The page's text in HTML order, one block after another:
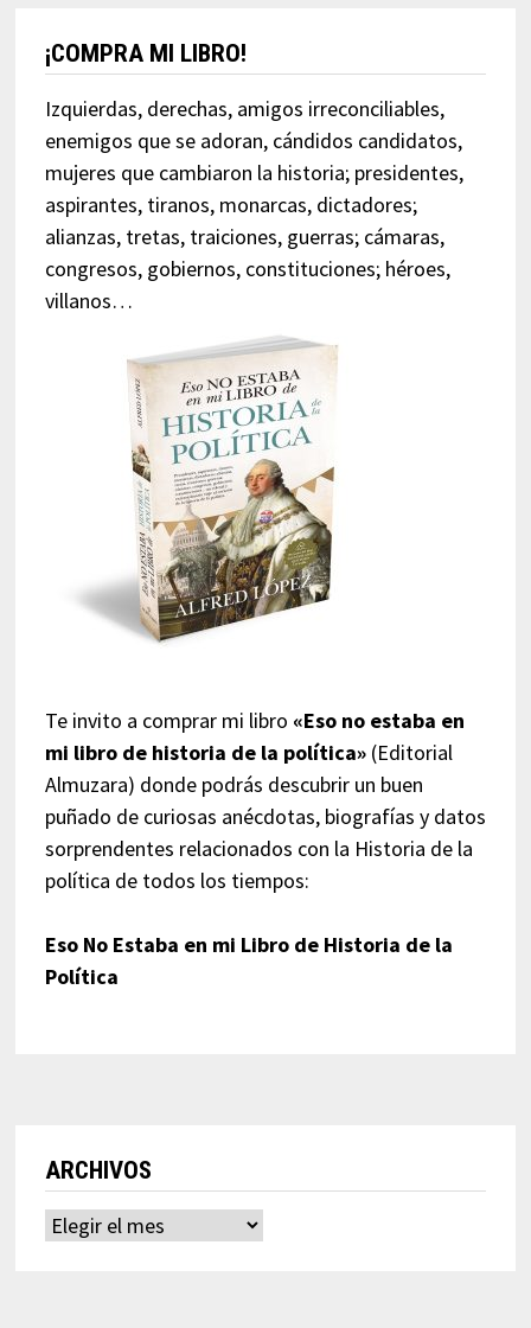
¡COMPRA MI LIBRO!
Izquierdas, derechas, amigos irreconciliables,
enemigos que se adoran, cándidos candidatos,
mujeres que cambiaron la historia; presidentes,
aspirantes, tiranos, monarcas, dictadores;
alianzas, tretas, traiciones, guerras; cámaras,
congresos, gobiernos, constituciones; héroes,
villanos…
Te invito a comprar mi libro «Eso no estaba en
mi libro de historia de la política»(Editorial
Almuzara) donde podrás descubrir un buen
puñado de curiosas anécdotas, biografías y datos
sorprendentes relacionados con la Historia de la
política de todos los tiempos:
Eso No Estaba en mi Libro de Historia de la
Política
ARCHIVOS
Archivos